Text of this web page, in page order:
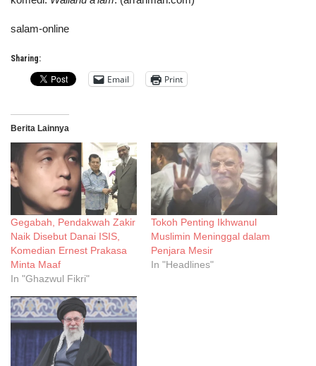
salam-online
Sharing:
Email Print
Berita Lainnya
Gegabah, Pendakwah Zakir
Naik Disebut Danai ISIS,
Komedian Ernest Prakasa
Minta Maaf
In "Ghazwul Fikri"
Tokoh Penting Ikhwanul
Muslimin Meninggal dalam
Penjara Mesir
In "Headlines"